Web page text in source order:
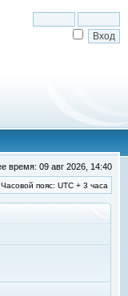
время: 09 авг 2026, 14:40
Часовой пояс: UTC + 3 часа